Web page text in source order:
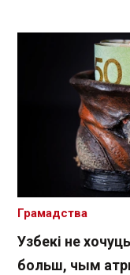
Узбекі не
больш, чым
Грамадства